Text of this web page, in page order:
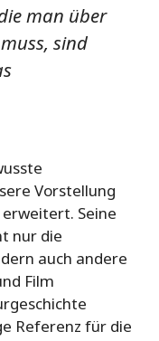
man über
sind
Vorstellung
Seine
nur die
auch andere
Film
Referenz für die